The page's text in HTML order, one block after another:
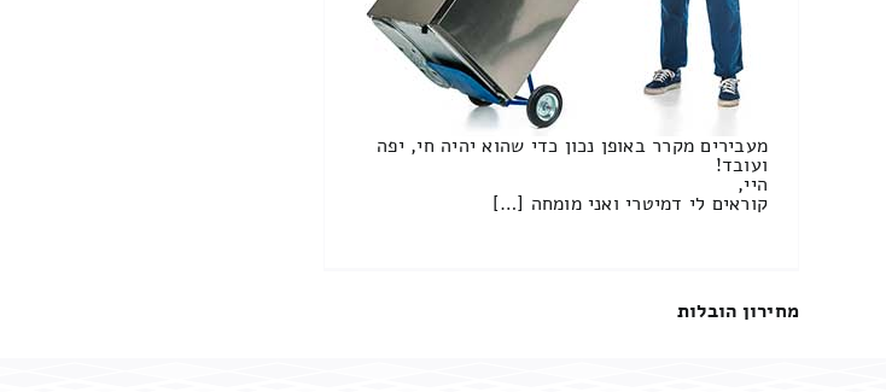
מעבירים מקרר באופן נכון כדי שהוא יהיה חי, יפה
ועובד!
היי,
קוראים לי דמיטרי ואני מומחה […]
מחירון הובלות